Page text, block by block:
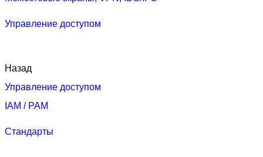
Управление доступом
Назад
Управление доступом
IAM / PAM
Стандарты